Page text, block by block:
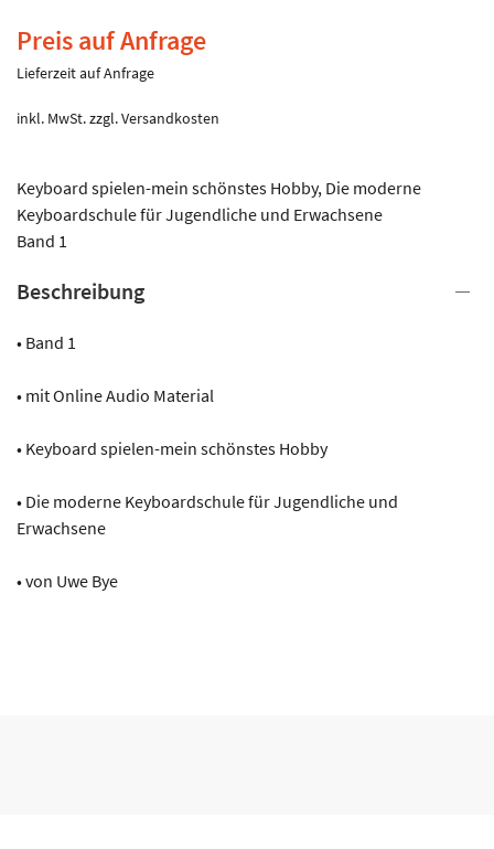
Preis auf Anfrage
Lieferzeit auf Anfrage
inkl. MwSt.zzgl.Versandkosten
Keyboard spielen-mein schönstes Hobby, Die moderne
Keyboardschule für Jugendliche und Erwachsene
Band 1
Beschreibung
• Band 1
• mit Online Audio Material
• Keyboard spielen-mein schönstes Hobby
• Die moderne Keyboardschule für Jugendliche und
Erwachsene
• von Uwe Bye